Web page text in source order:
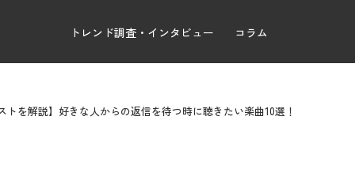
トレンド調査・インタビュー コラム
トを解説】好きな人からの返信を待つ時に聴きたい楽曲10選！